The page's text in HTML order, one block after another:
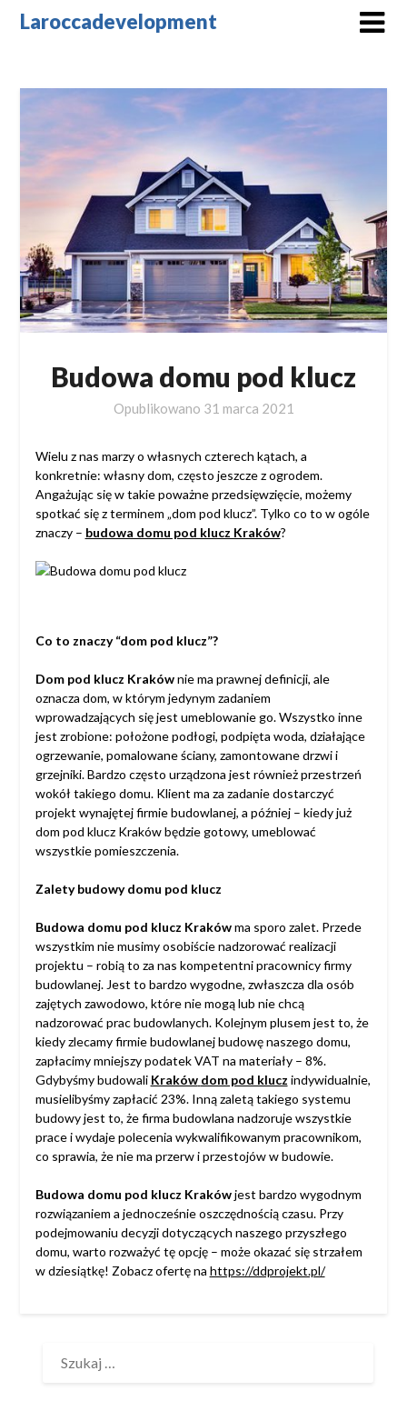
SkipLaroccadevelopment
Budowa domu pod klucz
Opublikowano 31 marca 2021
Wielu z nas marzy o własnych czterech kątach, a
konkretnie: własny dom, często jeszcze z ogrodem.
Angażując się w takie poważne przedsięwzięcie, możemy
spotkać się z terminem „dom pod klucz”. Tylko co to w ogóle
znaczy – budowa domu pod klucz Kraków?
Co to znaczy “dom pod klucz”?
Dom pod klucz Krakównie ma prawnej definicji, ale
oznacza dom, w którym jedynym zadaniem
wprowadzających się jest umeblowanie go. Wszystko inne
jest zrobione: położone podłogi, podpięta woda, działające
ogrzewanie, pomalowane ściany, zamontowane drzwi i
grzejniki. Bardzo często urządzona jest również przestrzeń
wokół takiego domu. Klient ma za zadanie dostarczyć
projekt wynajętej firmie budowlanej, a później – kiedy już
dom pod klucz Kraków będzie gotowy, umeblować
wszystkie pomieszczenia.
Zalety budowy domu pod klucz
Budowa domu pod klucz Krakówma sporo zalet. Przede
wszystkim nie musimy osobiście nadzorować realizacji
projektu – robią to za nas kompetentni pracownicy firmy
budowlanej. Jest to bardzo wygodne, zwłaszcza dla osób
zajętych zawodowo, które nie mogą lub nie chcą
nadzorować prac budowlanych. Kolejnym plusem jest to, że
kiedy zlecamy firmie budowlanej budowę naszego domu,
zapłacimy mniejszy podatek VAT na materiały – 8%.
Gdybyśmy budowali Kraków dom pod klucz indywidualnie,
musielibyśmy zapłacić 23%. Inną zaletą takiego systemu
budowy jest to, że firma budowlana nadzoruje wszystkie
prace i wydaje polecenia wykwalifikowanym pracownikom,
co sprawia, że nie ma przerw i przestojów w budowie.
Budowa domu pod klucz Krakówjest bardzo wygodnym
rozwiązaniem a jednocześnie oszczędnością czasu. Przy
podejmowaniu decyzji dotyczących naszego przyszłego
domu, warto rozważyć tę opcję – może okazać się strzałem
w dziesiątkę! Zobacz ofertę na https://ddprojekt.pl/